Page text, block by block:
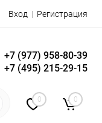
Вход Регистрация
+7 (977) 958-80-39
+7 (495) 215-29-15
0 0